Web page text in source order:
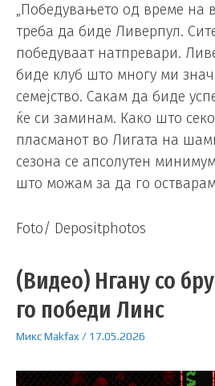
„Победувањето од време на
треба да биде Ливерпул.
победуваат натпревари.
биде клуб што многу ми
семејство. Сакам да биде
ќе си заминам. Како што
пласманот во Лигата на
сезона се апсолутен
што можам за да го остварам
Foto/ Depositphotos
(Видео) Нгану со
го победи Линс
МиксMakfax / 17.05.2026